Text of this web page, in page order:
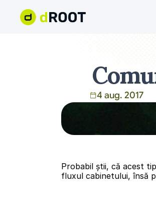
4 aug. 2017
Probabil știi, că acest
fluxul cabinetului, însă